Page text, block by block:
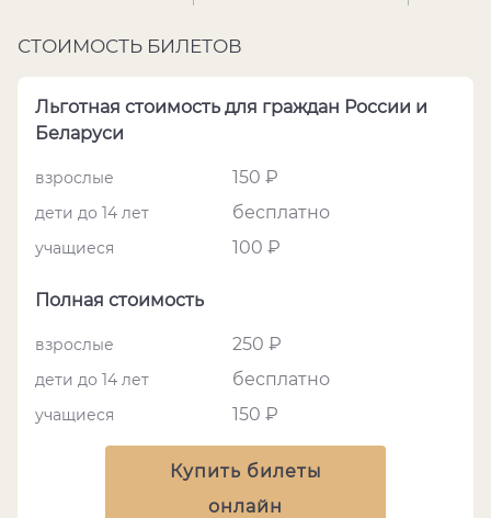
СТОИМОСТЬ БИЛЕТОВ
Льготная стоимость для граждан России и
Беларуси
взрослые 150 ₽
дети до 14 лет бесплатно
учащиеся 100 ₽
Полная стоимость
взрослые 250 ₽
дети до 14 лет бесплатно
учащиеся 150 ₽
Купить билеты
онлайн